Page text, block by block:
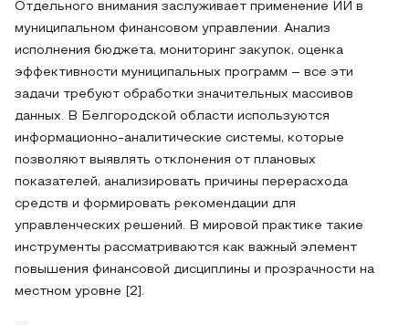
Отдельного внимания заслуживает применение ИИ в
муниципальном финансовом управлении. Анализ
исполнения бюджета, мониторинг закупок, оценка
эффективности муниципальных программ – все эти
задачи требуют обработки значительных массивов
данных. В Белгородской области используются
информационно-аналитические системы, которые
позволяют выявлять отклонения от плановых
показателей, анализировать причины перерасхода
средств и формировать рекомендации для
управленческих решений. В мировой практике такие
инструменты рассматриваются как важный элемент
повышения финансовой дисциплины и прозрачности на
местном уровне [2].